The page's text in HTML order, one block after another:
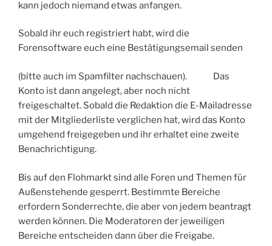
kann jedoch niemand etwas anfangen.
Sobald ihr euch registriert habt, wird die
Forensoftware euch eine Bestätigungsemail senden
(bitte auch im Spamfilter nachschauen).
Das
Konto ist dann angelegt, aber noch nicht
freigeschaltet. Sobald die Redaktion die E-Mailadresse
mit der Mitgliederliste verglichen hat, wird das Konto
umgehend freigegeben und ihr erhaltet eine zweite
Benachrichtigung.
Bis auf den Flohmarkt sind alle Foren und Themen für
Außenstehende gesperrt. Bestimmte Bereiche
erfordern Sonderrechte, die aber von jedem beantragt
werden können. Die Moderatoren der jeweiligen
Bereiche entscheiden dann über die Freigabe.